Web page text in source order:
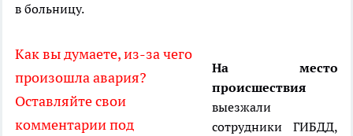
в больницу.
Как вы думаете, из-за чего
произошла авария?
Оставляйте свои
комментарии под
На место
происшествия
выезжали
сотрудники ГИБДД,